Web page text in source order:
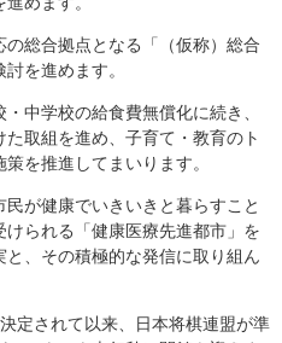
総合拠点となる「（仮称）総合
を進めます。
中学校の給食費無償化に続き、
取組を進め、子育て・教育のト
を推進してまいります。
が健康でいきいきと暮らすこと
られる「健康医療先進都市」を
、その積極的な発信に取り組ん
定されて以来、日本将棋連盟が準